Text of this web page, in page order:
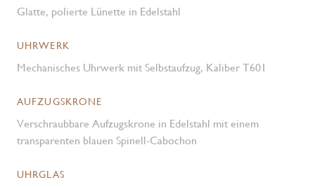
Glatte, polierte Lünette in Edelstahl
UHRWERK
Mechanisches Uhrwerk mit Selbstaufzug, Kaliber T601
AUFZUGSKRONE
Verschraubbare Aufzugskrone in Edelstahl mit einem
transparenten blauen Spinell-Cabochon
UHRGLAS